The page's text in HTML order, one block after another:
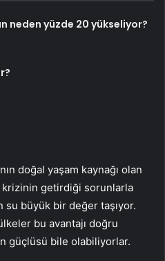
neden yüzde 20 yükseliyor?
doğal yaşam kaynağı olan
krizinin getirdiği sorunlarla
su büyük bir değer taşıyor.
bu avantajı doğru
güçlüsü bile olabiliyorlar.